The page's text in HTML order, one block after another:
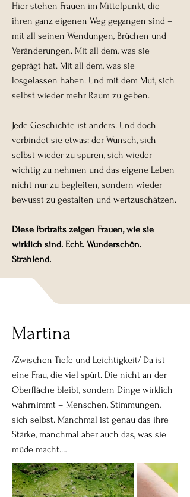
Hier stehen Frauen im Mittelpunkt, die
ihren ganz eigenen Weg gegangen sind –
mit all seinen Wendungen, Brüchen und
Veränderungen. Mit all dem, was sie
geprägt hat. Mit all dem, was sie
losgelassen haben. Und mit dem Mut, sich
selbst wieder mehr Raum zu geben.
Jede Geschichte ist anders. Und doch
verbindet sie etwas: der Wunsch, sich
selbst wieder zu spüren, sich wieder
wichtig zu nehmen und das eigene Leben
nicht nur zu begleiten, sondern wieder
bewusst zu gestalten und wertzuschätzen.
Diese Portraits zeigen Frauen, wie sie
wirklich sind. Echt. Wunderschön.
Strahlend.
Martina
/Zwischen Tiefe und Leichtigkeit/ Da ist
eine Frau, die viel spürt. Die nicht an der
Oberfläche bleibt, sondern Dinge wirklich
wahrnimmt – Menschen, Stimmungen,
sich selbst. Manchmal ist genau das ihre
Stärke, manchmal aber auch das, was sie
müde macht.
Wasser hat für sie eine besondere
Bedeutung. See und Meer wirken